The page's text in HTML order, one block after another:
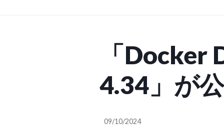
「Docker
4.34」が
AI
09/10/2024